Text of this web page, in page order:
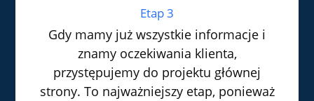
Etap 3
Gdy mamy już wszystkie informacje i
znamy oczekiwania klienta,
przystępujemy do projektu głównej
strony. To najważniejszy etap, ponieważ